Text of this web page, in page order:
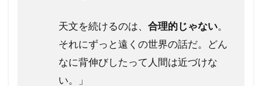
天文を続けるのは、 合理的じゃない。
それにずっと遠くの世界の話だ。どん
なに背伸びしたって人間は近づけな
い。」